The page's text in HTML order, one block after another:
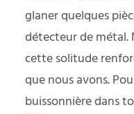
glaner quelques
détecteur de métal.
cette solitude
que nous avons.
buissonnière dans